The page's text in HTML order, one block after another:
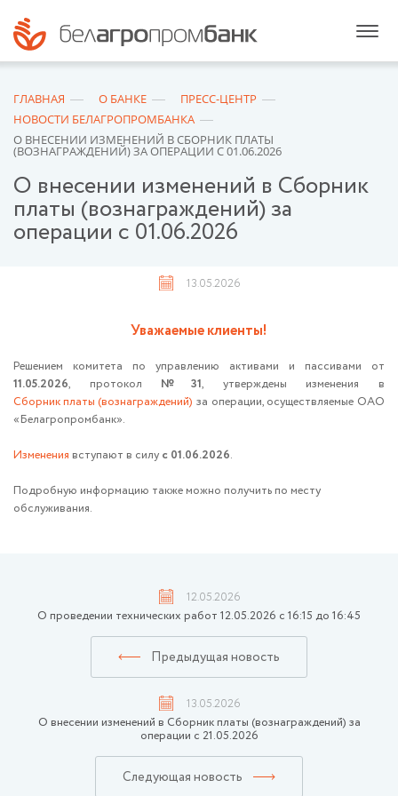
ГЛАВНАЯ О БАНКЕ
ПРЕСС-ЦЕНТР
НОВОСТИ БЕЛАГРОПРОМБАНКА
О ВНЕСЕНИИ ИЗМЕНЕНИЙ В СБОРНИК ПЛАТЫ
(ВОЗНАГРАЖДЕНИЙ) ЗА ОПЕРАЦИИ С 01.06.2026
О внесении изменений в Сборник
платы (вознаграждений) за
операции с 01.06.2026
13.05.2026
Уважаемые клиенты!
Решением комитета по управлению активами и пассивами от
11.05.2026, протокол №31, утверждены изменения в
Сборник платы (вознаграждений) за операции, осуществляемые ОАО
«Белагропромбанк».
Изменения вступают в силу с 01.06.2026.
Подробную информацию также можно получить по месту
обслуживания.
12.05.2026
О проведении технических работ 12.05.2026 с 16:15 до 16:45
Предыдущая новость
13.05.2026
О внесении изменений в Сборник платы (вознаграждений) за
операции с 21.05.2026
Следующая новость